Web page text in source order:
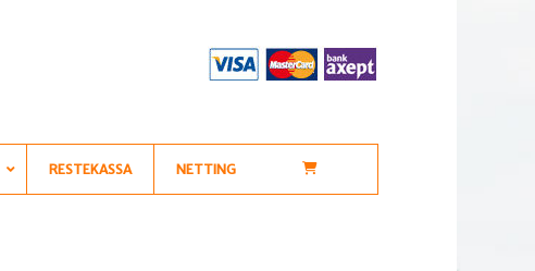
RESTEKASSA NETTING